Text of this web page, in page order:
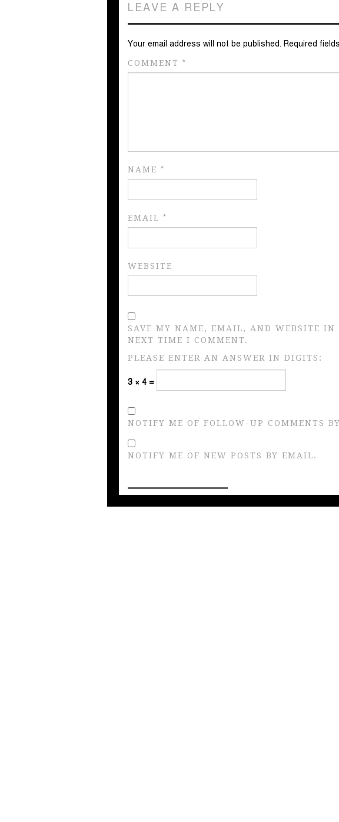
LEAVE A REPLY
Your email address will not be published. Required
COMMENT *
NAME *
EMAIL *
WEBSITE
SAVE MY NAME, EMAIL, AND WEBSITE IN
NEXT TIME I COMMENT.
PLEASE ENTER AN ANSWER IN DIGITS:
3 × 4 =
NOTIFY ME OF FOLLOW-UP COMMENTS
NOTIFY ME OF NEW POSTS BY EMAIL.